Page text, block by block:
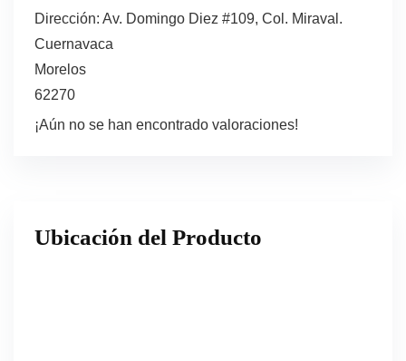
Dirección: Av. Domingo Diez #109, Col. Miraval.
Cuernavaca
Morelos
62270
¡Aún no se han encontrado valoraciones!
Ubicación del Producto